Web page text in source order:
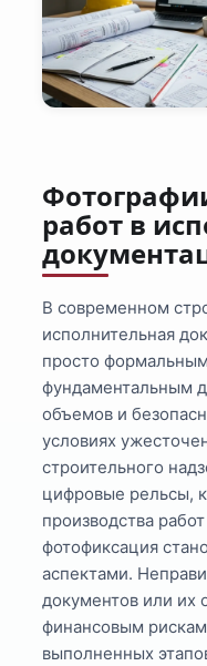
работ в
В современном
исполнительная
просто
фундаментальным
объемов и
условиях
строительного
цифровые рельсы,
производства
фотофиксация
аспектами.
документов или их
финансовым
выполненных